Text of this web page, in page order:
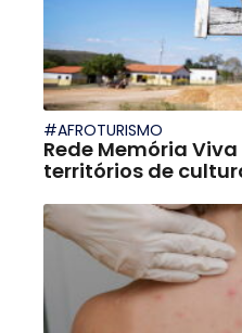
#AFROTURISMO
Rede Memória
territórios de